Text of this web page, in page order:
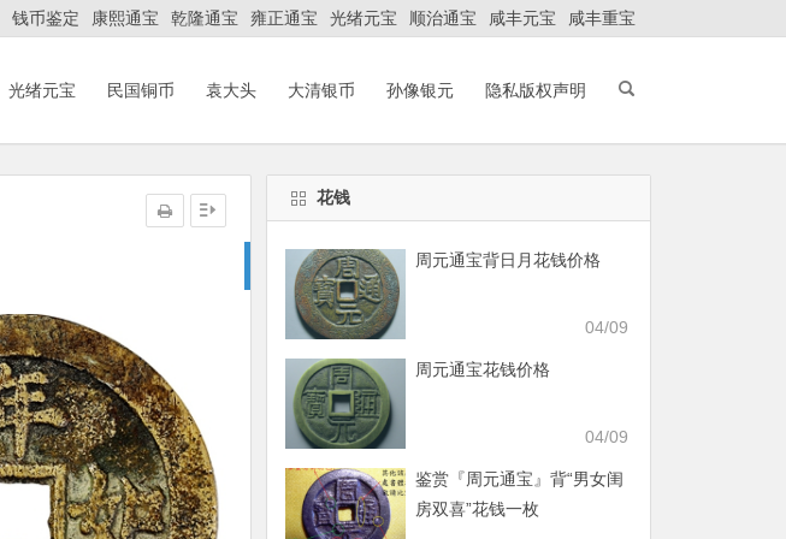
钱币鉴定 康熙通宝 乾隆通宝 雍正通宝 光绪元宝 顺治通宝 咸丰元宝 咸丰重宝
光绪元宝 民国铜币 袁大头 大清银币 孙像银元 隐私版权声明
花钱
周元通宝背日月花钱价格
04/09
周元通宝花钱价格
04/09
鉴赏『周元通宝』背“男女闺
房双喜”花钱一枚